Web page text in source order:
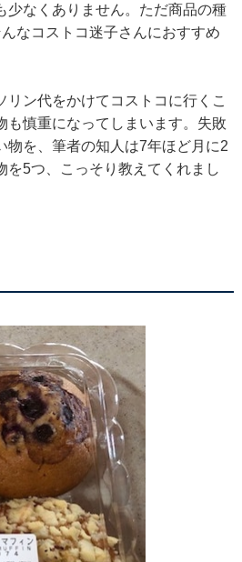
少なくありません。ただ商品の種
なコストコ迷子さんにおすすめ
ン代をかけてコストコに行くこ
も慎重になってしまいます。失敗
物を、筆者の知人は7年ほど月に2
を5つ、こっそり教えてくれまし